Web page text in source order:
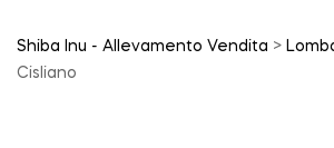
Shiba Inu - Allevamento Vendita >
Cisliano